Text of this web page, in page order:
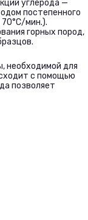
углерода —
постепенного
мин.).
горных пород,
необходимой для
с помощью
позволяет